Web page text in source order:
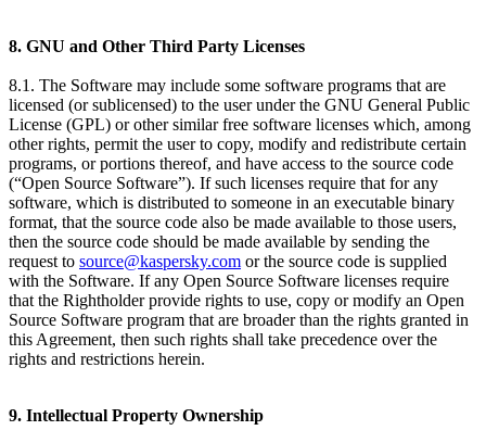
8. GNU and Other Third Party Licenses
8.1. The Software may include some software programs that are
licensed (or sublicensed) to the user under the GNU General Public
License (GPL) or other similar free software licenses which, among
other rights, permit the user to copy, modify and redistribute certain
programs, or portions thereof, and have access to the source code
(“Open Source Software”). If such licenses require that for any
software, which is distributed to someone in an executable binary
format, that the source code also be made available to those users,
then the source code should be made available by sending the
request to source@kaspersky.com or the source code is supplied
with the Software. If any Open Source Software licenses require
that the Rightholder provide rights to use, copy or modify an Open
Source Software program that are broader than the rights granted in
this Agreement, then such rights shall take precedence over the
rights and restrictions herein.
9. Intellectual Property Ownership